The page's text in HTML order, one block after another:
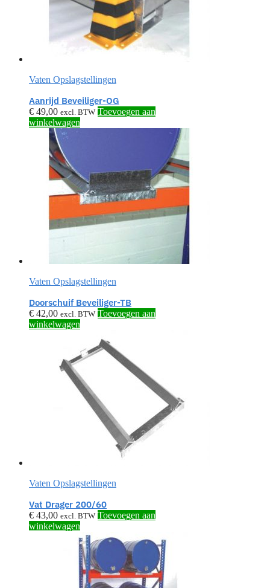
Vaten Opslagstellingen
Aanrijd Beveiliger-OG
€ 49,00 excl. BTW Toevoegen aan
winkelwagen
Vaten Opslagstellingen
Doorschuif Beveiliger-TB
€ 42,00 excl. BTW Toevoegen aan
winkelwagen
Vaten Opslagstellingen
Vat Drager 200/60
€ 43,00 excl. BTW Toevoegen aan
winkelwagen